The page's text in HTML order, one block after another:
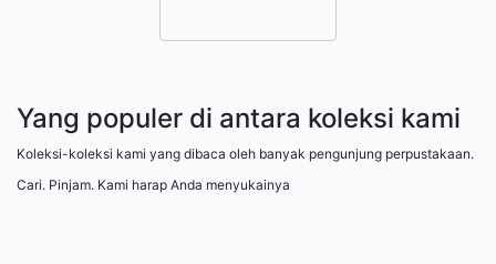
Yang populer di antara koleksi kami
Koleksi-koleksi kami yang dibaca oleh banyak pengunjung perpustakaan.
Cari. Pinjam. Kami harap Anda menyukainya